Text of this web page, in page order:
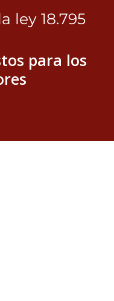
ley 18.795
para los